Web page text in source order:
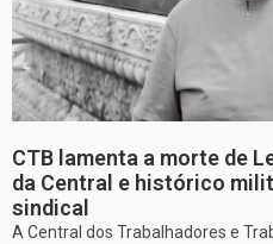
CTB lamenta a morte de
da Central e histórico
sindical
A Central dos Trabalhadores e